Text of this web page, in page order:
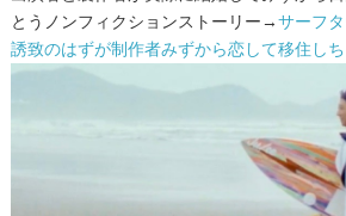
とうノンフィクションストーリー→サーフ
誘致のはずが制作者みずから恋して移住し